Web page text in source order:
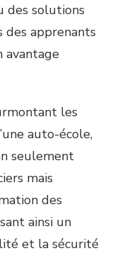
des solutions
des apprenants
les
auto-école,
seulement
mais
des
ainsi un
et la sécurité